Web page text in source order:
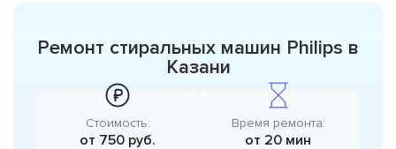
Ремонт стиральных машин Philips в
Казани
Стоимость:
от 750 руб.
Время ремонта:
от 20 мин